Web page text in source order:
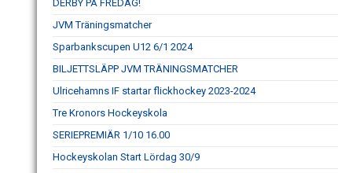
DERBY PÅ FREDAG!
JVM Träningsmatcher
Sparbankscupen U12 6/1 2024
BILJETTSLÄPP JVM TRÄNINGSMATCHER
Ulricehamns IF startar flickhockey 2023-2024
Tre Kronors Hockeyskola
SERIEPREMIÄR 1/10 16.00
Hockeyskolan Start Lördag 30/9